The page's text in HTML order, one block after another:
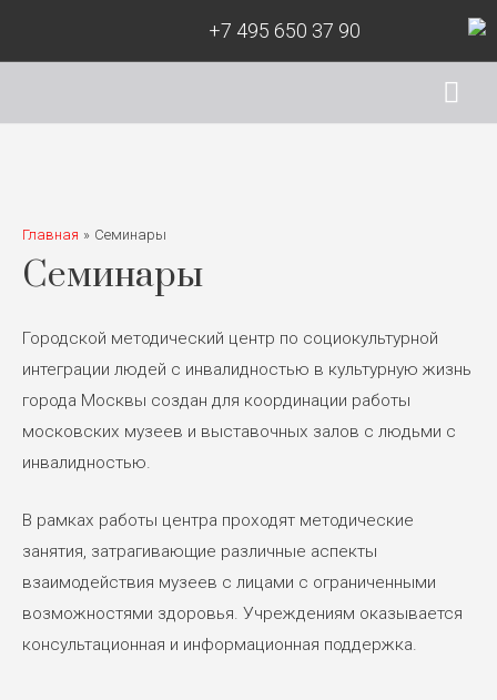
+7 495 650 37 90
Главная Семинары
Семинары
Городской методический центр по социокультурной
интеграции людей с инвалидностью в культурную жизнь
города Москвы создан для координации работы
московских музеев и выставочных залов с людьми с
инвалидностью.
В рамках работы центра проходят методические
занятия, затрагивающие различные аспекты
взаимодействия музеев с лицами с ограниченными
возможностями здоровья. Учреждениям оказывается
консультационная и информационная поддержка.